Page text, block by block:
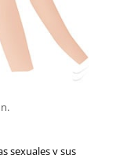
sexuales y sus